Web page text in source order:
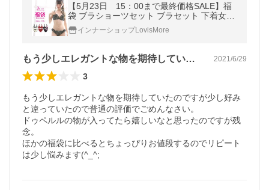
【5月23日 15：00まで最終価格SALE】福
袋 ブラショーツセット ブラセット 下着女性
レディース 上下セット ブラジャー ショーツ
総額8500〜13000円相当の福袋
インナーショップLovisMore
もう少しエレガントな物を期待していたの… 2021/6/29
3
もう少しエレガントな物を期待していたのですが少し好み
と違っていたので普通の評価でごめんなさい。
ドゥペルルの物が入ってたら嬉しいなと思ったのですが残
念。
ほかの福袋に比べるとちょっぴりお値段するのでリピート
は少し悩みます(^_^;